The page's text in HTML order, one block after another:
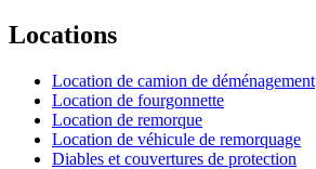
Locations
Location de camion de déménagement
Location de fourgonnette
Location de remorque
Location de véhicule de remorquage
Diables et couvertures de protection